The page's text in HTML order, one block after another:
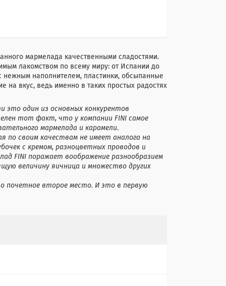
мармелада качественными сладостями.
лакомством по всему миру: от Испании до
наполнителем, пластинки, обсыпанные
на вкус, ведь именно в таких простых радостях
это один из основных конкурентов
тот факт, что у компании FINI cамое
мармелада и карамели.
по своим качествам не имеет аналога на
с кремом, разноцветных проводов и
FINI поражает воображение разнообразием
величину яичница и множество других
почетное второе место. И это в первую